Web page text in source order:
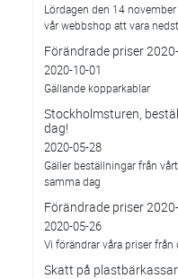
Lördagen den 14
vår webbshop att vara
Förändrade priser
2020-10-01
Gällande kopparkablar
Stockholmsturen,
dag!
2020-05-28
Gäller beställningar från
samma dag
Förändrade priser
2020-05-26
Vi förändrar våra priser från
Skatt på plastbärkassar